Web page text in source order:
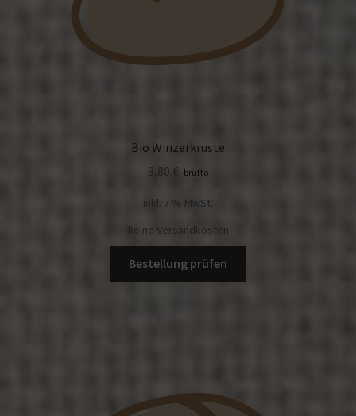
Bio Winzerkruste
3,80 € brutto
inkl. 7 % MwSt.
keine Versandkosten
Bestellung prüfen